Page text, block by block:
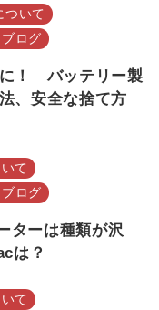
ついて
ログ
！ バッテリー製
、安全な捨て方
て
ログ
ターは種類が沢
は？
て